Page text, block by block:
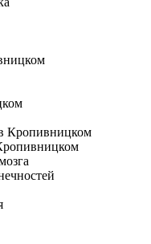
Кропивницком